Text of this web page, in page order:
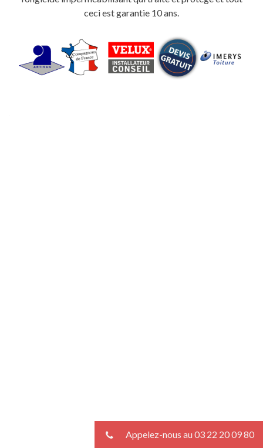
ceci est garantie 10 ans.
Appelez-nous au 03 22 20 09 80